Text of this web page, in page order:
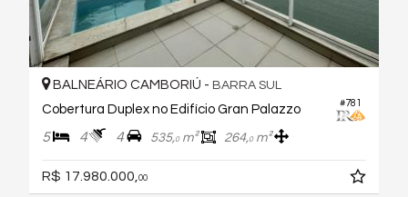
#781
BALNEÁRIO CAMBORIÚ - BARRA SUL
Cobertura Duplex no Edifício Gran Palazzo
5 4 4 535,0m² 264,0m²
R$ 17.980.000, 00